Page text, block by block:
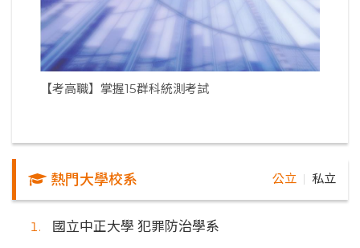
【考高職】掌握15群科統測考試
熱門大學校系 公立 私立
國立中正大學 犯罪防治學系